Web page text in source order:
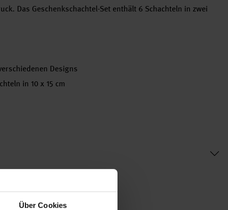
Über Cookies
Das Geschenkschachtel-Set enthält 6 Schachteln in zwei
Designs
in 10 x 15 cm